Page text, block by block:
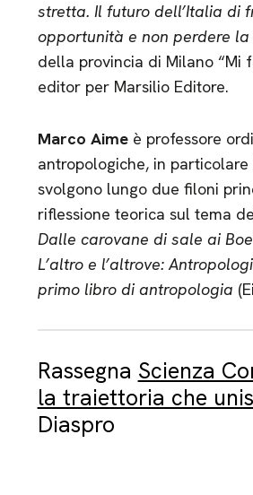
stretta. Il futuro dell’Italia di
opportunità e non perdere la
della provincia di Milano “Mi
editor per Marsilio Editore.
Marco Aimeè professore
antropologiche, in
svolgono lungo due filoni
riflessione teorica sul tema
Dalle carovane di sale ai
L’altro e l’altrove:
primo libro di antropologia
Rassegna Scienza
la traiettoria che
Diaspro